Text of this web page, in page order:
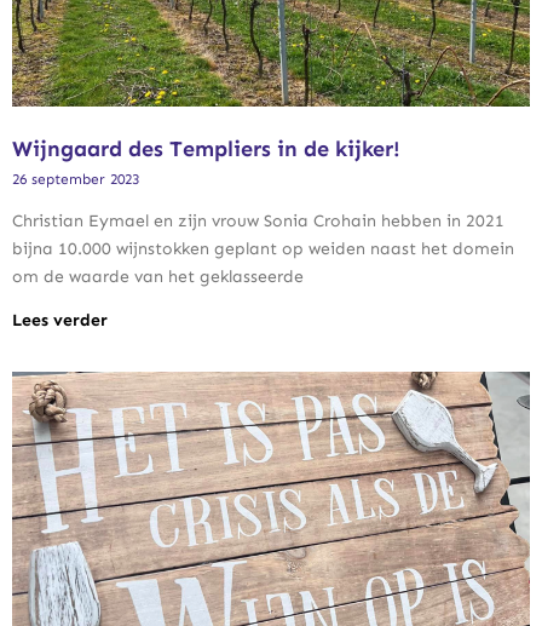
Wijngaard des Templiers in de kijker!
26 september 2023
Christian Eymael en zijn vrouw Sonia Crohain hebben in 2021
bijna 10.000 wijnstokken geplant op weiden naast het domein
om de waarde van het geklasseerde
Lees verder